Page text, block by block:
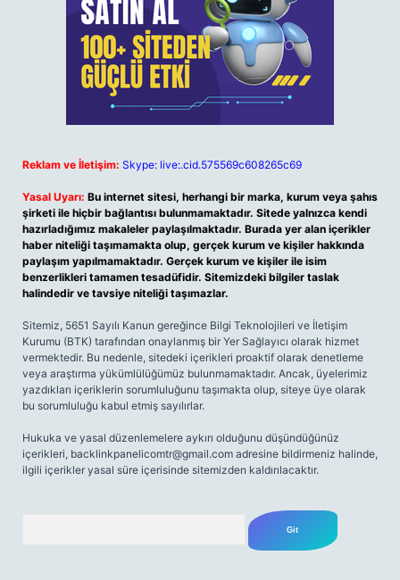
Reklam ve İletişim: Skype: live:.cid.575569c608265c69
Yasal Uyarı: Bu internet sitesi, herhangi bir marka, kurum veya şahıs
şirketi ile hiçbir bağlantısı bulunmamaktadır. Sitede yalnızca kendi
hazırladığımız makaleler paylaşılmaktadır. Burada yer alan içerikler
haber niteliği taşımamakta olup, gerçek kurum ve kişiler hakkında
paylaşım yapılmamaktadır. Gerçek kurum ve kişiler ile isim
benzerlikleri tamamen tesadüfidir. Sitemizdeki bilgiler taslak
halindedir ve tavsiye niteliği taşımazlar.
Sitemiz, 5651 Sayılı Kanun gereğince Bilgi Teknolojileri ve İletişim
Kurumu (BTK) tarafından onaylanmış bir Yer Sağlayıcı olarak hizmet
vermektedir. Bu nedenle, sitedeki içerikleri proaktif olarak denetleme
veya araştırma yükümlülüğümüz bulunmamaktadır. Ancak, üyelerimiz
yazdıkları içeriklerin sorumluluğunu taşımakta olup, siteye üye olarak
bu sorumluluğu kabul etmiş sayılırlar.
Hukuka ve yasal düzenlemelere aykırı olduğunu düşündüğünüz
içerikleri, backlinkpanelicomtr@gmail.com adresine bildirmeniz halinde,
ilgili içerikler yasal süre içerisinde sitemizden kaldırılacaktır.